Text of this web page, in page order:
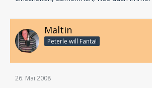
Stream
Maltin
Peterle will Fanta!
26. Mai 2008